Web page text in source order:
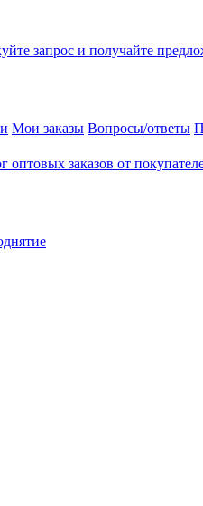
запрос и получайте
Мои заказы Вопросы/ответы
оптовых заказов от